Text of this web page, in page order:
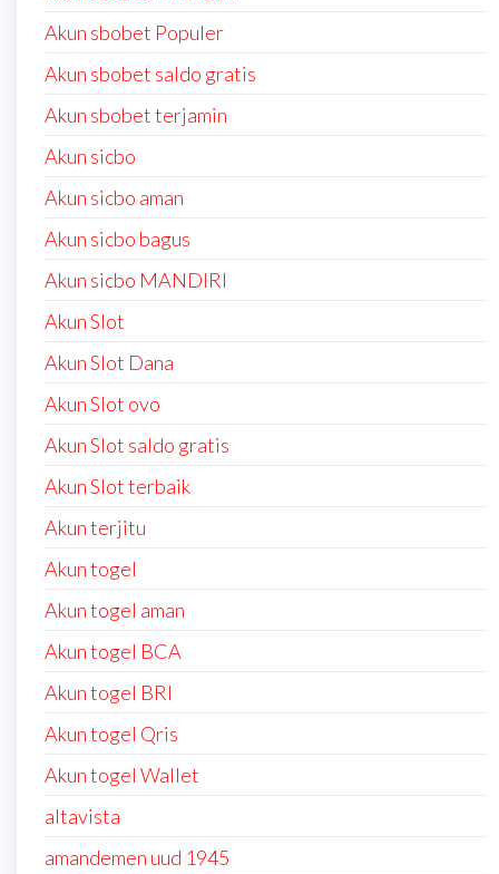
Akun sbobet Populer
Akun sbobet saldo gratis
Akun sbobet terjamin
Akun sicbo
Akun sicbo aman
Akun sicbo bagus
Akun sicbo MANDIRI
Akun Slot
Akun Slot Dana
Akun Slot ovo
Akun Slot saldo gratis
Akun Slot terbaik
Akun terjitu
Akun togel
Akun togel aman
Akun togel BCA
Akun togel BRI
Akun togel Qris
Akun togel Wallet
altavista
amandemen uud 1945